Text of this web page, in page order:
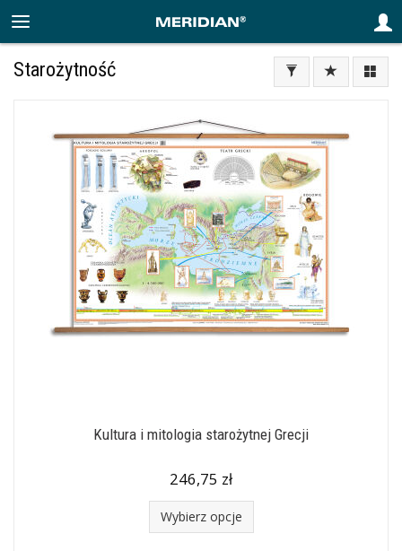
Starożytność
Kultura i mitologia starożytnej Grecji
246,75 zł
Wybierz opcje